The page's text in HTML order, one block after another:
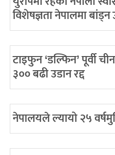
विशेषज्ञता नेपालमा
टाइफुन ‘डल्फिन’ पूर्वी
३०० बढी उडान रद्द
नेपालयले ल्यायो २५